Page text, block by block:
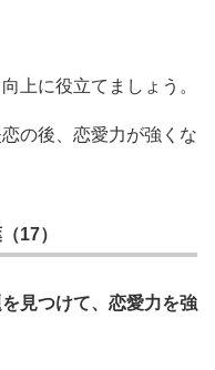
上に役立てましょう。
の後、恋愛力が強くな
17）
見つけて、恋愛力を強